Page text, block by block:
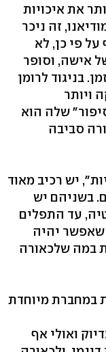
את איכויות
זה ניכר
פי כן, לא
אישה, וסופר
בניגוד לרומן
ויותר
שלה הוא
סביבה
יש רכיב מאוד
בשניהם יש
עד התפלים
שאפשר יהיה
במה שלכאורה
במחברת מיוחדת
ואולי אף